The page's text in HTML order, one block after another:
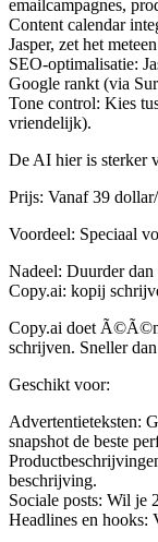
emailcampagnes,
Content calendar
Jasper, zet het
SEO-optimalisatie:
Google rankt (via
Tone control: Kies
vriendelijk).
De AI hier is sterker
Prijs: Vanaf 39
Voordeel: Speciaal
Nadeel: Duurder dan
Copy.ai: kopij
Copy.ai doet
schrijven. Sneller
Geschikt voor:
Advertentieteksten:
snapshot de beste
beschrijving.
Sociale posts: Wil je
Headlines en hooks: